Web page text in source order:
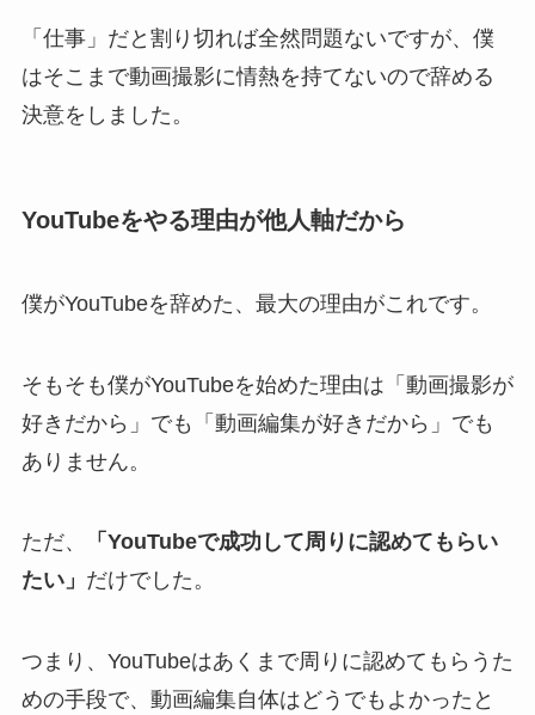
「仕事」だと割り切れば全然問題ないですが、僕
はそこまで動画撮影に情熱を持てないので辞める
決意をしました。
YouTubeをやる理由が他人軸だから
僕がYouTubeを辞めた、最大の理由がこれです。
そもそも僕がYouTubeを始めた理由は「動画撮影が
好きだから」でも「動画編集が好きだから」でも
ありません。
ただ、
「YouTubeで成功して周りに認めてもらい
たい」 だけでした。
つまり、YouTubeはあくまで周りに認めてもらうた
めの手段で、動画編集自体はどうでもよかったと